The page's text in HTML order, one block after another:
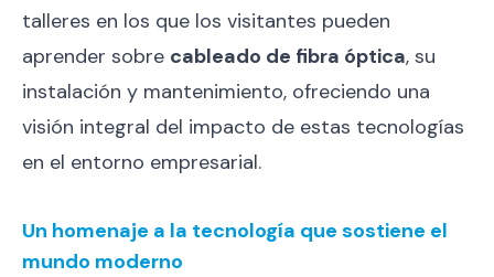
talleres en los que los visitantes pueden
aprender sobre cableado de fibra óptica, su
instalación y mantenimiento, ofreciendo una
visión integral del impacto de estas tecnologías
en el entorno empresarial.
Un homenaje a la tecnología que sostiene el
mundo moderno